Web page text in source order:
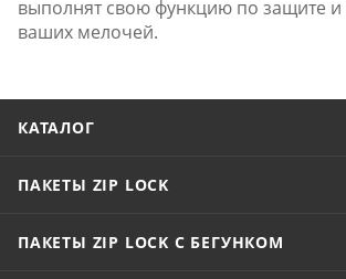
выполнят свою функцию по защите и
ваших мелочей.
КАТАЛОГ
ПАКЕТЫ ZIP LOCK
ПАКЕТЫ ZIP LOCK С БЕГУНКОМ